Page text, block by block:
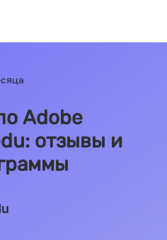
Adobe
отзывы и